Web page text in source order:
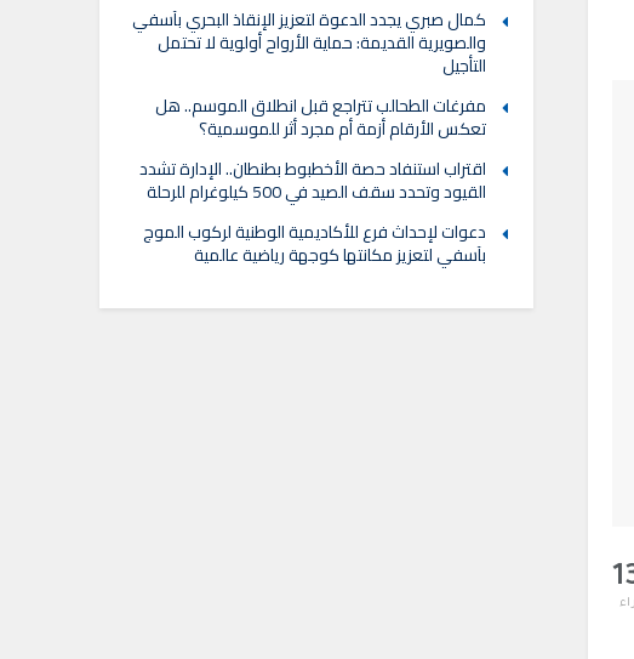
كمال صبري يجدد الدعوة لتعزيز الإنقاذ البحري بآسفي
والصويرية القديمة: حماية الأرواح أولوية لا تحتمل
التأجيل
مفرغات الطحالب تتراجع قبل انطلاق الموسم.. هل
تعكس الأرقام أزمة أم مجرد أثر للموسمية؟
اقتراب استنفاد حصة الأخطبوط بطنطان.. الإدارة تشدد
القيود وتحدد سقف الصيد في 500 كيلوغرام للرحلة
دعوات لإحداث فرع للأكاديمية الوطنية لركوب الموج
بآسفي لتعزيز مكانتها كوجهة رياضية عالمية